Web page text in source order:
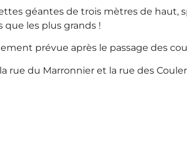
géantes de trois mètres de haut,
que les plus grands !
prévue après le passage des
rue du Marronnier et la rue des